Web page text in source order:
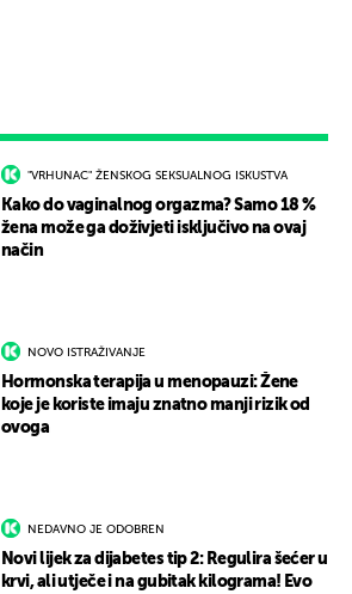
"VRHUNAC" ŽENSKOG SEKSUALNOG ISKUSTVA
Kako do vaginalnog orgazma? Samo 18 %
žena može ga doživjeti isključivo na ovaj
način
NOVO ISTRAŽIVANJE
Hormonska terapija u menopauzi: Žene
koje je koriste imaju znatno manji rizik od
ovoga
NEDAVNO JE ODOBREN
Novi lijek za dijabetes tip 2: Regulira šećer u
krvi, ali utječe i na gubitak kilograma! Evo